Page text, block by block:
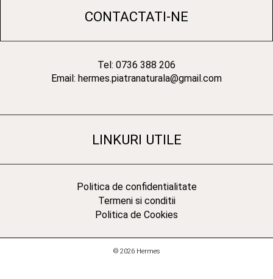
CONTACTATI-NE
Tel: 0736 388 206
Email: hermes.piatranaturala@gmail.com
LINKURI UTILE
Politica de confidentialitate
Termeni si conditii
Politica de Cookies
© 2026 Hermes